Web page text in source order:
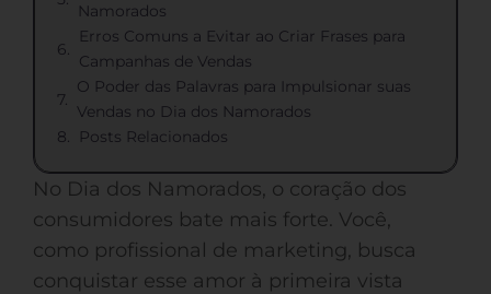
Namorados
Erros Comuns a Evitar ao Criar Frases para
Campanhas de Vendas
O Poder das Palavras para Impulsionar suas
Vendas no Dia dos Namorados
Posts Relacionados
No Dia dos Namorados, o coração dos
consumidores bate mais forte. Você,
como profissional de marketing, busca
conquistar esse amor à primeira vista